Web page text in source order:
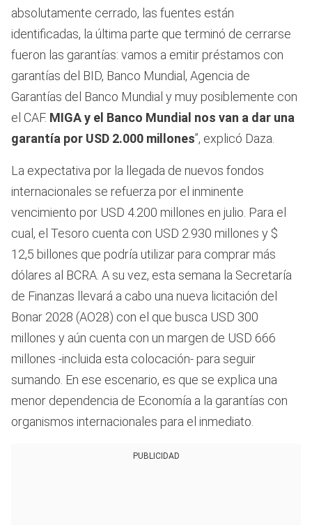
absolutamente cerrado, las fuentes están
identificadas, la última parte que terminó de cerrarse
fueron las garantías: vamos a emitir préstamos con
garantías del BID, Banco Mundial, Agencia de
Garantías del Banco Mundial y muy posiblemente con
el CAF. MIGA y el Banco Mundial nos van a dar una
garantía por USD 2.000 millones”, explicó Daza.
La expectativa por la llegada de nuevos fondos
internacionales se refuerza por el inminente
vencimiento por USD 4.200 millones en julio. Para el
cual, el Tesoro cuenta con USD 2.930 millones y $
12,5 billones que podría utilizar para comprar más
dólares al BCRA. A su vez, esta semana la Secretaría
de Finanzas llevará a cabo una nueva licitación del
Bonar 2028 (AO28) con el que busca USD 300
millones y aún cuenta con un margen de USD 666
millones -incluida esta colocación- para seguir
sumando. En ese escenario, es que se explica una
menor dependencia de Economía a la garantías con
organismos internacionales para el inmediato.
PUBLICIDAD